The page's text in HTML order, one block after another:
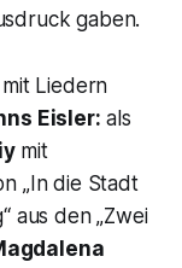
gaben.
Liedern
Eisler: als
mit
„In die Stadt
aus den „Zwei